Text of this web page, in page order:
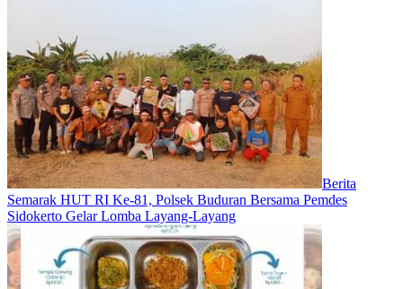
Berita
Semarak HUT RI Ke-81, Polsek Buduran Bersama Pemdes
Sidokerto Gelar Lomba Layang-Layang